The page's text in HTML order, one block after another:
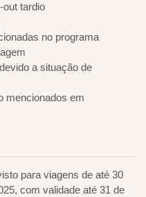
tardio
no programa
a situação de
mencionados em
para viagens de até 30
com validade até 31 de